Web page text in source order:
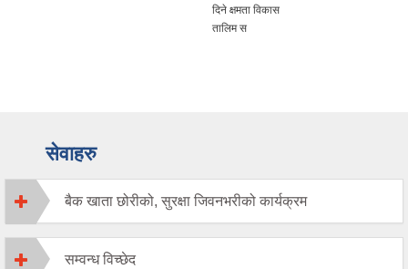
दिने क्षमता विकास
तालिम स
सेवाहरु
बैक खाता छोरीको, सुरक्षा जिवनभरीको कार्यक्रम
सम्वन्ध विच्छेद